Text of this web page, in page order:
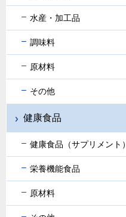
水産・加工品
調味料
原材料
その他
健康食品
健康食品（サプリメント）
栄養機能食品
原材料